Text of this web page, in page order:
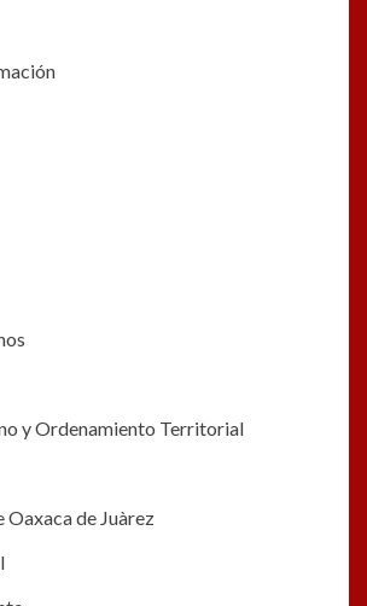
y Ordenamiento Territorial
de Juàrez